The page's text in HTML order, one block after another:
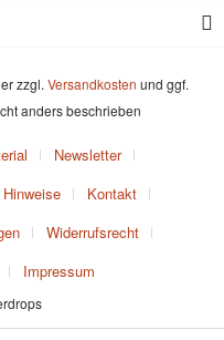
zzgl. Versandkosten und ggf.
anders beschrieben
Newsletter
Kontakt
Widerrufsrecht
Impressum